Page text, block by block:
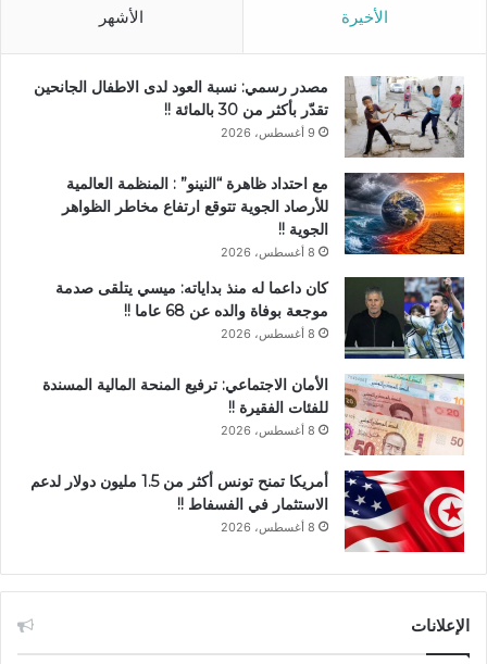
الأخيرة الأشهر
مصدر رسمي: نسبة العود لدى الاطفال الجانحين
تقدّر بأكثر من 30 بالمائة !!
9 أغسطس، 2026
مع احتداد ظاهرة “النينو” : المنظمة العالمية
للأرصاد الجوية تتوقع ارتفاع مخاطر الظواهر
الجوية !!
8 أغسطس، 2026
كان داعما له منذ بداياته: ميسي يتلقى صدمة
موجعة بوفاة والده عن 68 عاما !!
8 أغسطس، 2026
الأمان الاجتماعي: ترفيع المنحة المالية المسندة
للفئات الفقيرة !!
8 أغسطس، 2026
أمريكا تمنح تونس أكثر من 1.5 مليون دولار لدعم
الاستثمار في الفسفاط !!
8 أغسطس، 2026
الإعلانات